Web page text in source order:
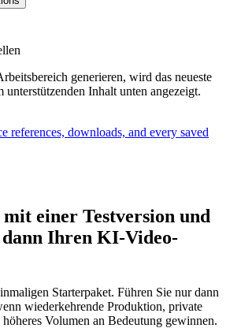
generieren, wird das neueste
unterstützenden Inhalt unten angezeigt.
references, downloads, and every saved
mit einer Testversion und
dann Ihren KI-Video-
Starterpaket. Führen Sie nur dann
wiederkehrende Produktion, private
Volumen an Bedeutung gewinnen.